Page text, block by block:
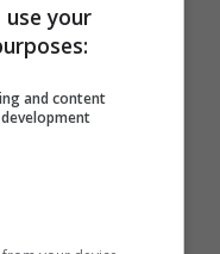
your
and content